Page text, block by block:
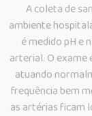
A coleta de
ambiente
é medido pH e
arterial. O exame
atuando
frequência bem
as artérias ficam